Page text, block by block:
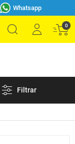
Whatsapp
0
Filtrar